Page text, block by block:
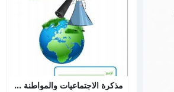
مذكرة الاجتماعيات والمواطنة (تربية للمواطنة) الثالث